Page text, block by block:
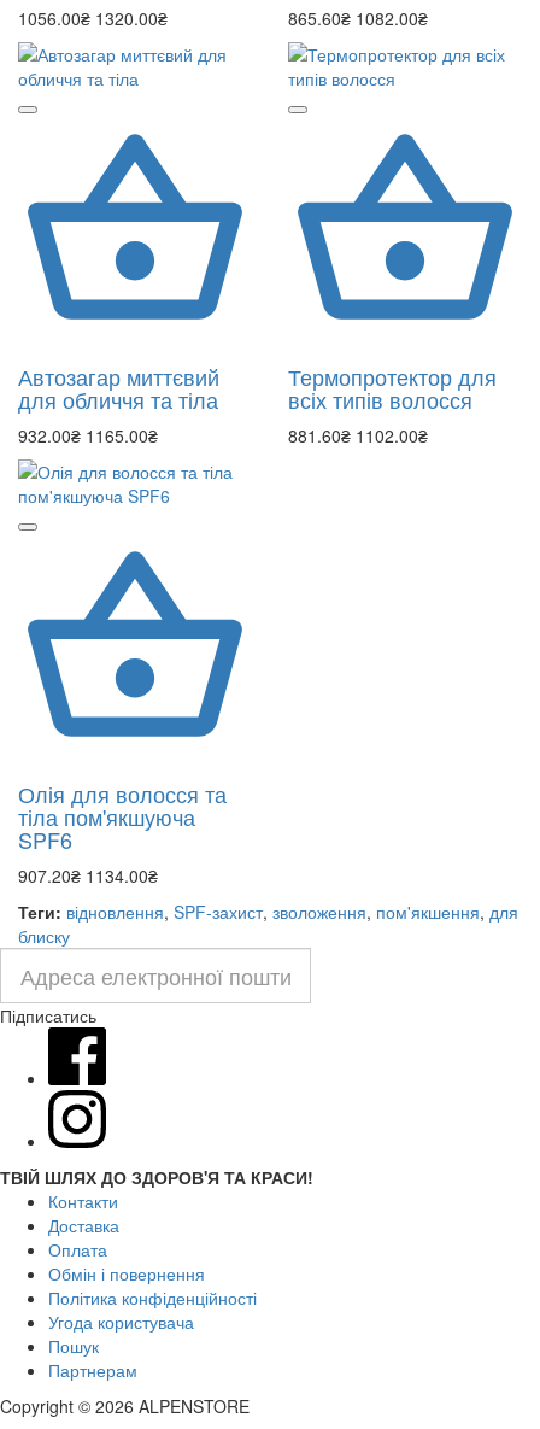
1056.00₴ 1320.00₴ 865.60₴ 1082.00₴
Автозагар миттєвий
для обличчя та тіла
932.00₴ 1165.00₴
Термопротектор для
всіх типів волосся
881.60₴ 1102.00₴
Олія для волосся та
тіла пом'якшуюча
SPF6
907.20₴ 1134.00₴
Теги: відновлення, SPF-захист, зволоження, пом'якшення, для
блиску
Підписатись
ТВІЙ ШЛЯХ ДО ЗДОРОВ'Я ТА КРАСИ!
Контакти
Доставка
Оплата
Обмін і повернення
Політика конфіденційності
Угода користувача
Пошук
Партнерам
Copyright © 2026 ALPENSTORE